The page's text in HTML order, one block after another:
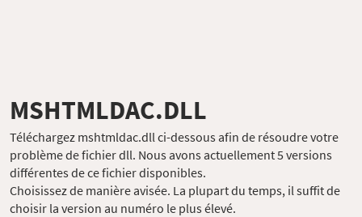
MSHTMLDAC.DLL
Téléchargez mshtmldac.dll ci-dessous afin de résoudre votre
problème de fichier dll. Nous avons actuellement 5 versions
différentes de ce fichier disponibles.
Choisissez de manière avisée. La plupart du temps, il suffit de
choisir la version au numéro le plus élevé.